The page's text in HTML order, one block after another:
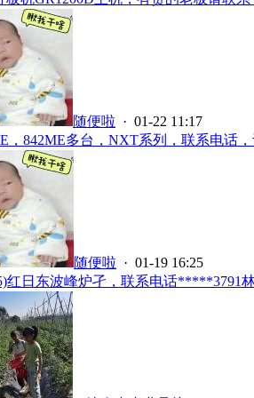
随便啦 · 01-22 11:17
，842ME多台，NXT系列，联系电话
随便啦 · 01-19 16:25
红日东波峰炉孑，联系电话*****3791